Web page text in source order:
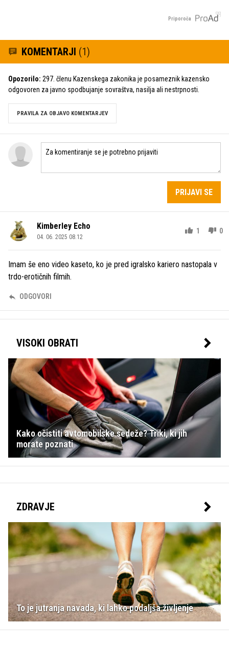
Priporoča
KOMENTARJI (1)
Opozorilo: 297. členu Kazenskega zakonika je posameznik kazensko
odgovoren za javno spodbujanje sovraštva, nasilja ali nestrpnosti.
PRAVILA ZA OBJAVO KOMENTARJEV
PRIJAVI SE
Kimberley Echo
04. 06. 2025 08.12
1 0
Imam še eno video kaseto, ko je pred igralsko kariero nastopala v
trdo-erotičnih filmih.
ODGOVORI
VISOKI OBRATI
Kako očistiti avtomobilske sedeže? Triki, ki jih
morate poznati
ZDRAVJE
To je jutranja navada, ki lahko podaljša življenje